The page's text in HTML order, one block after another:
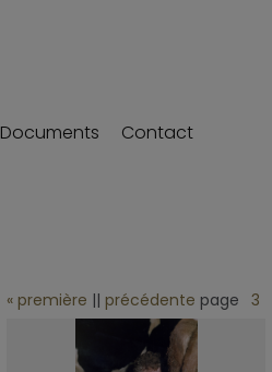
Documents Contact
« première || précédente page